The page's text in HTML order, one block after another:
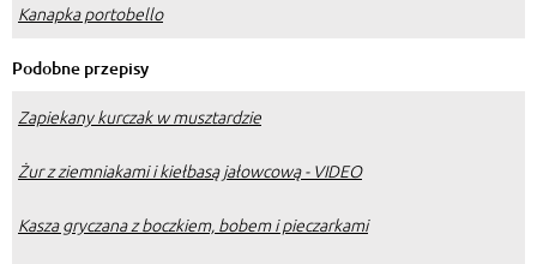
Kanapka portobello
Podobne przepisy
Zapiekany kurczak w musztardzie
Żur z ziemniakami i kiełbasą jałowcową - VIDEO
Kasza gryczana z boczkiem, bobem i pieczarkami